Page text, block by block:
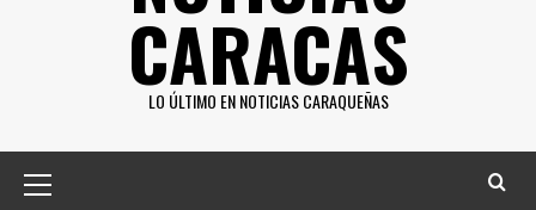
CARACAS
LO ÚLTIMO EN NOTICIAS CARAQUEÑAS
principal